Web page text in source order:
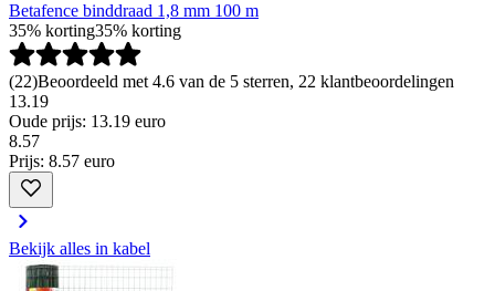
Betafence binddraad 1,8 mm 100 m
35% korting35% korting
(22)Beoordeeld met 4.6 van de 5 sterren, 22 klantbeoordelingen
13.19
Oude prijs: 13.19 euro
8.57
Prijs: 8.57 euro
Bekijk alles in kabel